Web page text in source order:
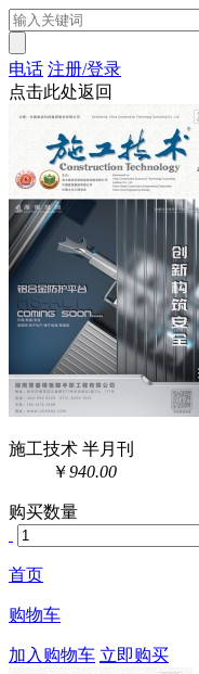
电话 注册/登录
点击此处返回
施工技术 半月刊
￥940.00
购买数量
首页
购物车
加入购物车 立即购买